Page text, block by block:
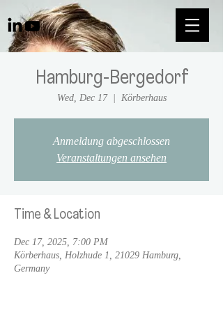
Hamburg-Bergedorf
Wed, Dec 17
  |
Körberhaus
Anmeldung abgeschlossen
Veranstaltungen ansehen
Time & Location
Dec 17, 2025, 7:00 PM
Körberhaus, Holzhude 1, 21029 Hamburg,
Germany